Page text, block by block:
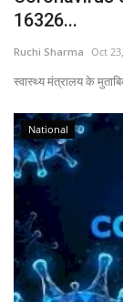
16326...
Ruchi Sharma Oct
स्‍वास्‍थ्‍य मंत्रालय के
National